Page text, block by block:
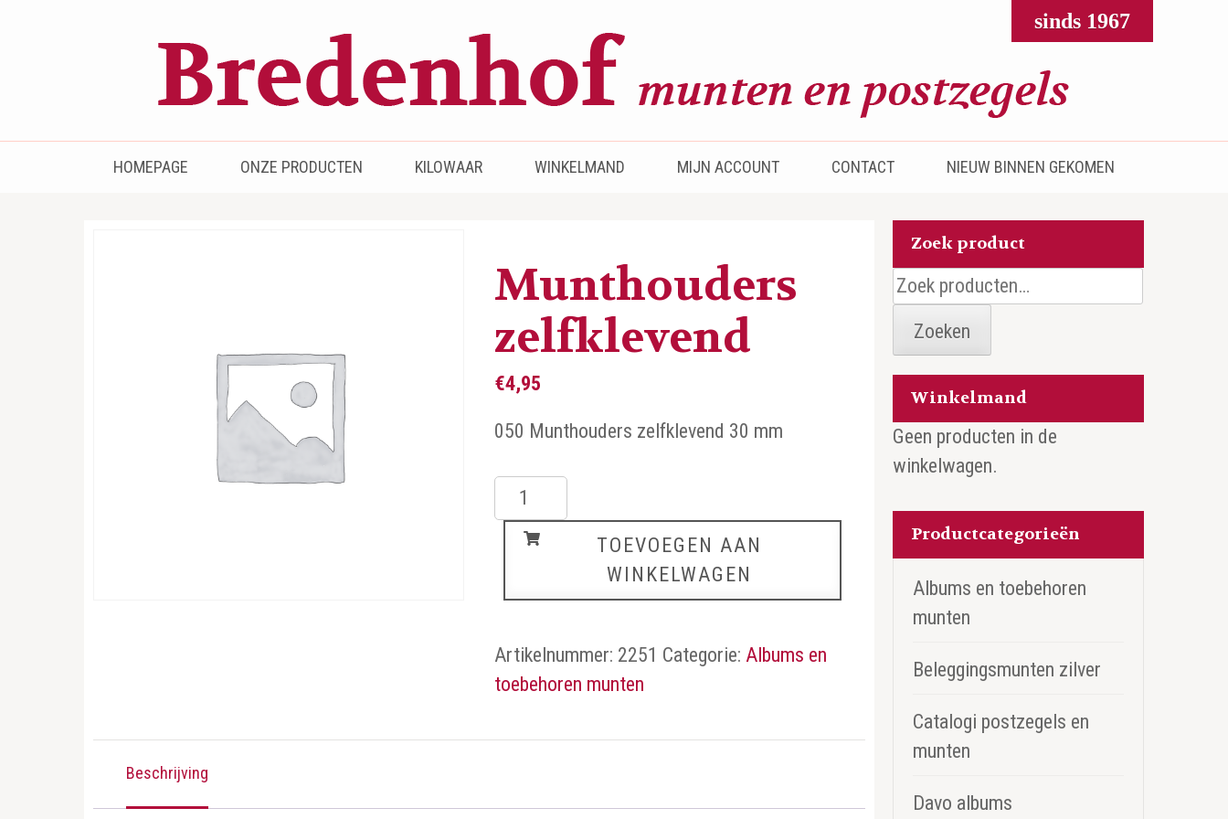
sinds 1967
Bredenhof
Postzegels en munten
HOMEPAGE ONZE PRODUCTEN KILOWAAR WINKELMAND MIJN ACCOUNT CONTACT NIEUW BINNEN GEKOMEN
Munthouders
zelfklevend
€4,95
050 Munthouders zelfklevend 30 mm
Munthouders
zelfklevend
aantal
TOEVOEGEN AAN
WINKELWAGEN
Artikelnummer: 2251 Categorie: Albums en
toebehoren munten
Beschrijving
Zoek product
Zoeken
naar:
Zoeken
Winkelmand
Geen producten in de
winkelwagen.
Productcategorieën
Albums en toebehoren
munten
Beleggingsmunten zilver
Catalogi postzegels en
munten
Davo albums